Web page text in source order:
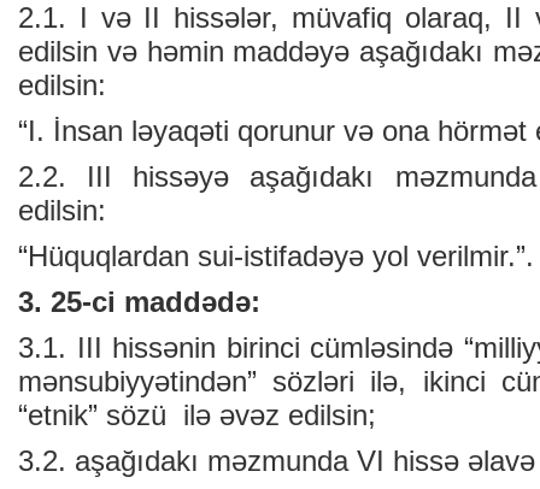
2.1. I və II hissələr, müvafiq olaraq, II
edilsin və həmin maddəyə aşağıdakı
edilsin:
“I. İnsan ləyaqəti qorunur və ona hörmət
2.2. III hissəyə aşağıdakı
edilsin:
“Hüquqlardan sui-istifadəyə yol verilmir.”.
3. 25-ci maddədə:
3.1. III hissənin birinci cümləsində
mənsubiyyətindən” sözləri ilə, ikinci
“etnik” sözü ilə əvəz edilsin;
3.2. aşağıdakı məzmunda VI hissə